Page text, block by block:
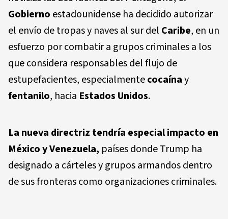
Gobierno estadounidense ha decidido autorizar
el envío de tropas y naves al sur del Caribe, en un
esfuerzo por combatir a grupos criminales a los
que considera responsables del flujo de
estupefacientes, especialmentecocaínay
fentanilo, hacia Estados Unidos.
La nueva directriz tendría especial impacto en
MéxicoyVenezuela, países donde Trump ha
designado a cárteles y grupos armandos dentro
de sus fronteras como organizaciones criminales.